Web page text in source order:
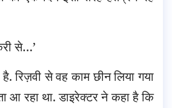
से…’
है. रिज़वी से वह काम छीन लिया गया
आ रहा था. डाइरेक्टर ने कहा है कि